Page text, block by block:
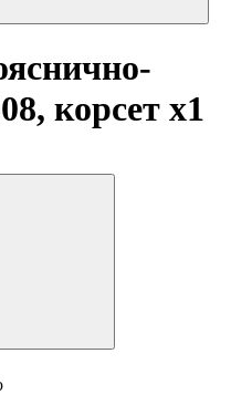
корсет x1